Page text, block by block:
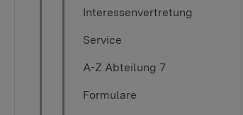
Interessenvertretung
Service
A-Z Abteilung 7
Formulare